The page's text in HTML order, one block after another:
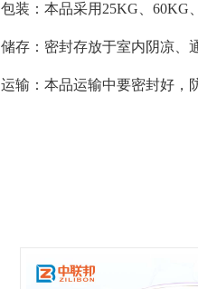
包装：本品采用25KG、60KG
储存：密封存放于室内阴凉、
运输：本品运输中要密封好，